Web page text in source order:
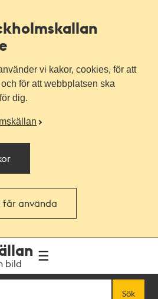
vi kakor, cookies, för att
för att webbplatsen ska
dig.
får använda
bild
Sök